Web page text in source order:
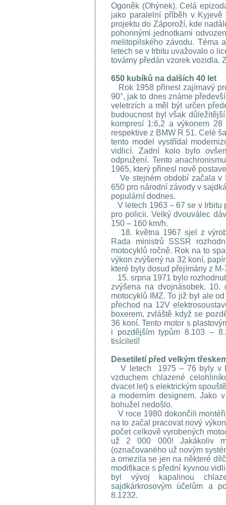
Ogoněk (Ohýnek). Celá
jako paralelní příběh v Kyjevě
projektu do Záporoží, kde
pohonnými jednotkami
melitopilského závodu. Téma
letech se v Irbitu uvažovalo o
továrny předán vzorek vozidla.
650 kubíků na dalších 40 let
Rok 1958 přinesl zajímavý
90°, jak to dnes známe
veletrzích a měl být určen
budoucnost byl však
kompresí 1:6,2 a výkonem
respektive z BMW R 51. Celé
tento model vystřídal
vidlicí. Zadní kolo bylo
odpružení. Tento
1965, který přinesl nově
Ve stejném období začala v
650 pro národní závody v
populární dodnes.
V letech 1963 – 67 se v Irbitu
pro policii. Velký dvouválec
150 – 160 km/h.
18. května 1967 sjel z
Rada ministrů SSSR
motocyklů ročně. Rok na to
výkon zvýšený na 32 koní,
které byly dosud přejímány z
15. srpna 1971 bylo
zvýšena na dvojnásobek.
motocyklů IMZ. To již byl ale
přechod na 12V
boxerem, zvláště když se
36 koní. Tento motor s
i pozdějším typům 8.103 –
tisíciletí!
Desetiletí před velkým
V letech 1975 – 76 byly v
vzduchem chlazené
dvacet let) s elektrickým
a moderním designem. Jako
bohužel nedošlo.
V roce 1980 dokončili
na to začal pracovat nový
počet celkově vyrobených
už 2 000 000! Jakákoliv
(označovaného už novým
a omezila se jen na některé
modifikace s přední kyvnou
byl vývoj kapalinou
sajdkárkrosovým účelům a
8.1232.